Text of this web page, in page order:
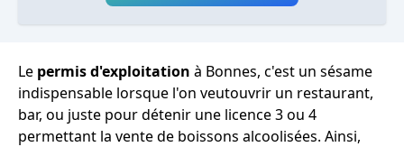
Le permis d'exploitation à Bonnes, c'est un sésame
indispensable lorsque l'on veutouvrir un restaurant,
bar, ou juste pour détenir une licence 3 ou 4
permettant la vente de boissons alcoolisées. Ainsi,